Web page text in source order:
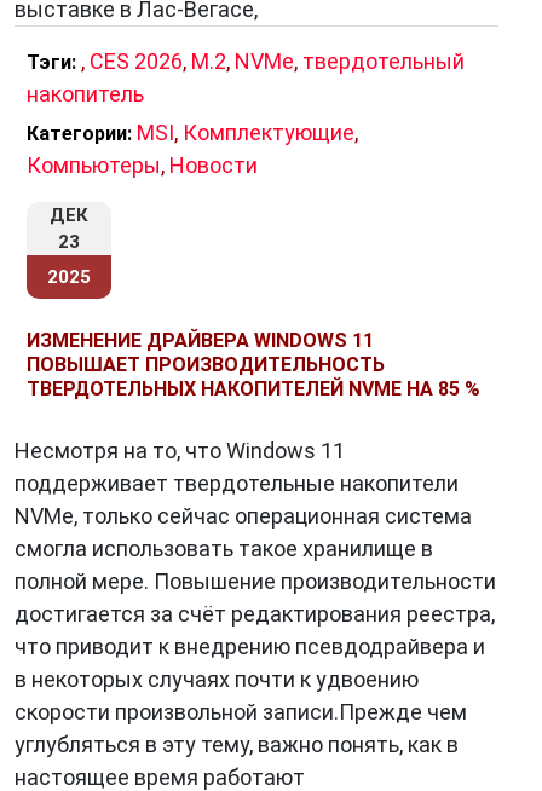
выставке в Лас-Вегасе,
Тэги: , CES 2026, M.2, NVMe, твердотельный
накопитель
Категории: MSI, Комплектующие,
Компьютеры, Новости
ДЕК
23
2025
ИЗМЕНЕНИЕ ДРАЙВЕРА WINDOWS 11
ПОВЫШАЕТ ПРОИЗВОДИТЕЛЬНОСТЬ
ТВЕРДОТЕЛЬНЫХ НАКОПИТЕЛЕЙ NVME НА 85 %
Несмотря на то, что Windows 11
поддерживает твердотельные накопители
NVMe, только сейчас операционная система
смогла использовать такое хранилище в
полной мере. Повышение производительности
достигается за счёт редактирования реестра,
что приводит к внедрению псевдодрайвера и
в некоторых случаях почти к удвоению
скорости произвольной записи.Прежде чем
углубляться в эту тему, важно понять, как в
настоящее время работают